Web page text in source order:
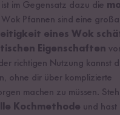
ist im Gegensatz dazu die
Wok Pfannen sind eine
eines Wok
Eigenschaften
richtigen Nutzung kannst
ohne dir über komplizierte
machen zu müssen.
Kochmethode und hast